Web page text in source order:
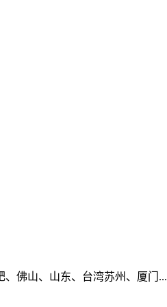
佛山、山东、台湾苏州、厦门...